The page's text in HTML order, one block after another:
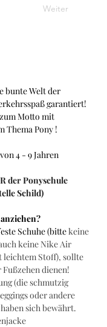
Weiter
bunte Welt der
garantiert!
Motto mit
Thema Pony !
4 - 9 Jahren
der Ponyschule
Schild)
Schuhe (bitte keine
keine Nike Air
leichtem Stoff), sollte
dienen!
(die schmutzig
oder andere
sich bewährt.